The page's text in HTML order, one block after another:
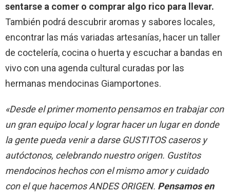
sentarse a comer o comprar algo rico para llevar.
También podrá descubrir aromas y sabores locales,
encontrar las más variadas artesanías, hacer un taller
de coctelería, cocina o huerta y escuchar a bandas en
vivo con una agenda cultural curadas por las
hermanas mendocinas Giamportones.
«Desde el primer momento pensamos en trabajar con
un gran equipo local y lograr hacer un lugar en donde
la gente pueda venir a darse GUSTITOS caseros y
autóctonos, celebrando nuestro origen. Gustitos
mendocinos hechos con el mismo amor y cuidado
con el que hacemos ANDES ORIGEN. Pensamos en